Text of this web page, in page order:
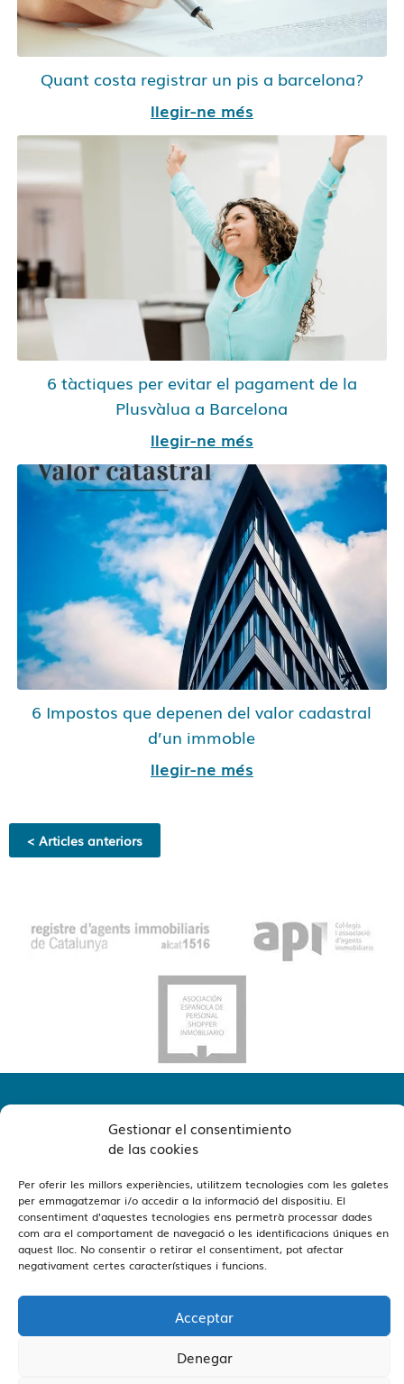
Gestionar el consentimiento
de las cookies
Per oferir les millors experiències, utilitzem tecnologies com les galetes
per emmagatzemar i/o accedir a la informació del dispositiu. El
consentiment d'aquestes tecnologies ens permetrà processar dades
com ara el comportament de navegació o les identificacions úniques en
aquest lloc. No consentir o retirar el consentiment, pot afectar
negativament certes característiques i funcions.
Acceptar
Denegar
Quant costa registrar un pis a barcelona?
llegir-ne més
6 tàctiques per evitar el pagament de la
Plusvàlua a Barcelona
llegir-ne més
6 Impostos que depenen del valor cadastral
d’un immoble
llegir-ne més
< Articles anteriors
Estamos en Barcelona y Reus Veure Oficines
Política de Cookies